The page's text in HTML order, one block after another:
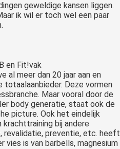
geweldige kansen liggen.
ik wil er toch wel een paar
en Fit!vak
al meer dan 20 jaar aan en
totaalaanbieder. Deze vormen
Maar vooral door de
body generatie, staat ook de
picture. Ook het eindelijk
bij andere
revalidatie, preventie, etc. heeft
is van barbells, magnesium